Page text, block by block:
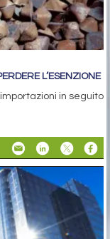
L’ESENZIONE
in seguito